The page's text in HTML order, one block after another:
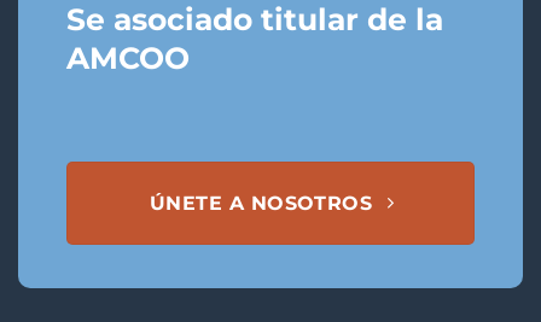
Se asociado titular de la
AMCOO
ÚNETE A NOSOTROS